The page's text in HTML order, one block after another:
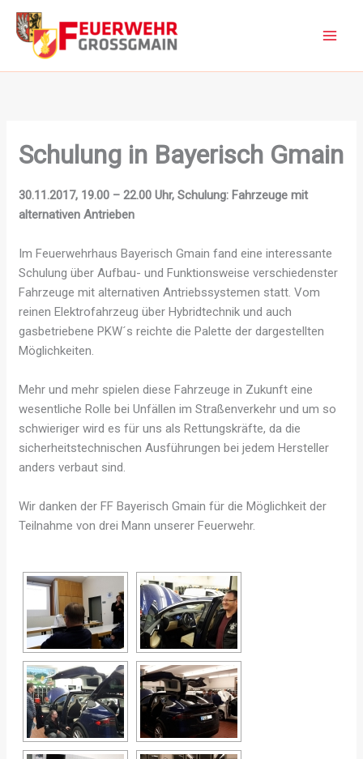
Zum
Inhalt
springen
Schulung in Bayerisch Gmain
30.11.2017, 19.00 – 22.00 Uhr, Schulung: Fahrzeuge mit
alternativen Antrieben
Im Feuerwehrhaus Bayerisch Gmain fand eine interessante
Schulung über Aufbau- und Funktionsweise verschiedenster
Fahrzeuge mit alternativen Antriebssystemen statt. Vom
reinen Elektrofahrzeug über Hybridtechnik und auch
gasbetriebene PKW´s reichte die Palette der dargestellten
Möglichkeiten.
Mehr und mehr spielen diese Fahrzeuge in Zukunft eine
wesentliche Rolle bei Unfällen im Straßenverkehr und um so
schwieriger wird es für uns als Rettungskräfte, da die
sicherheitstechnischen Ausführungen bei jedem Hersteller
anders verbaut sind.
Wir danken der FF Bayerisch Gmain für die Möglichkeit der
Teilnahme von drei Mann unserer Feuerwehr.